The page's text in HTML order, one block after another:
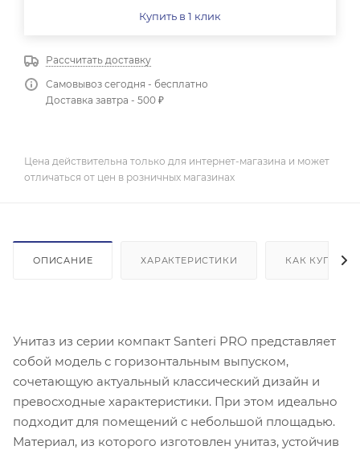
Купить в 1 клик
Рассчитать доставку
Самовывоз сегодня - бесплатно
Доставка завтра - 500 ₽
Цена действительна только для интернет-магазина и может
отличаться от цен в розничных магазинах
ОПИСАНИЕ ХАРАКТЕРИСТИКИ КАК КУПИТЬ
Унитаз из серии компакт Santeri PRO представляет
собой модель с горизонтальным выпуском,
сочетающую актуальный классический дизайн и
превосходные характеристики. При этом идеально
подходит для помещений с небольшой площадью.
Материал, из которого изготовлен унитаз, устойчив